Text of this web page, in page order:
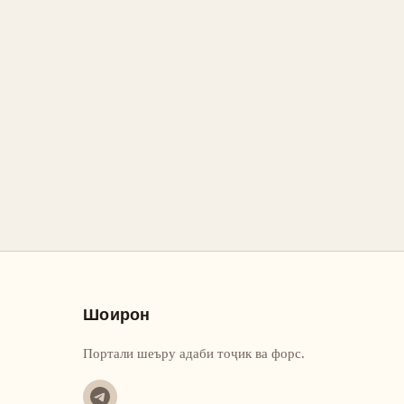
Шоирон
Портали шеъру адаби тоҷик ва форс.